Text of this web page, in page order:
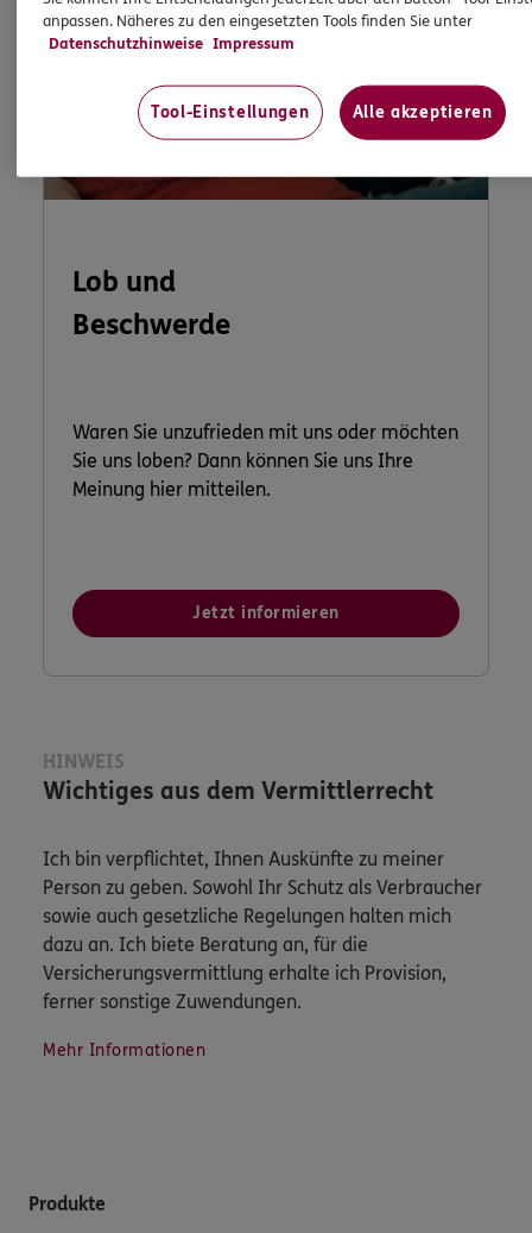
Lob und
Beschwerde
Waren Sie unzufrieden mit uns oder möchten
Sie uns loben? Dann können Sie uns Ihre
Meinung hier mitteilen.
Jetzt informieren
HINWEIS
Wichtiges aus dem Vermittlerrecht
Ich bin verpflichtet, Ihnen Auskünfte zu meiner
Person zu geben. Sowohl Ihr Schutz als Verbraucher
sowie auch gesetzliche Regelungen halten mich
dazu an. Ich biete Beratung an, für die
Versicherungsvermittlung erhalte ich Provision,
ferner sonstige Zuwendungen.
Mehr Informationen
Produkte
anpassen. Näheres zu den eingesetzten Tools finden Sie unter
Datenschutzhinweise Impressum
Tool-Einstellungen Alle akzeptieren